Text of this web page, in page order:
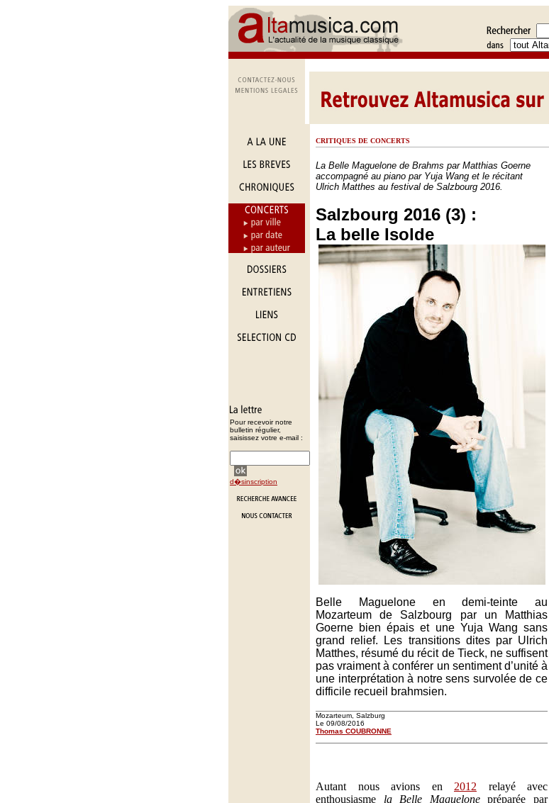
Pour recevoir notre
bulletin régulier,
saisissez votre e-mail :
d�sinscription
CRITIQUES DE CONCERTS
La Belle Maguelone de Brahms par Matthias Goerne
accompagné au piano par Yuja Wang et le récitant
Ulrich Matthes au festival de Salzbourg 2016.
Salzbourg 2016 (3) :
La belle Isolde
Belle Maguelone en demi-teinte au
Mozarteum de Salzbourg par un Matthias
Goerne bien épais et une Yuja Wang sans
grand relief. Les transitions dites par Ulrich
Matthes, résumé du récit de Tieck, ne suffisent
pas vraiment à conférer un sentiment d’unité à
une interprétation à notre sens survolée de ce
difficile recueil brahmsien.
Mozarteum, Salzburg
Le 09/08/2016
Thomas COUBRONNE
Autant nous avions en 2012 relayé avec
enthousiasme la Belle Maguelonepréparée par